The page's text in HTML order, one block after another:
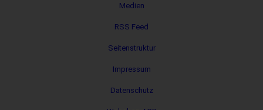
Medien
RSS Feed
Seitenstruktur
Impressum
Datenschutz